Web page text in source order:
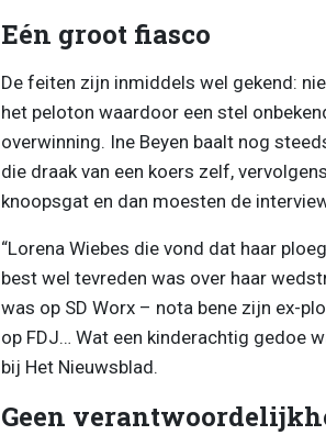
Eén groot fiasco
De feiten zijn inmiddels wel gekend:
het peloton waardoor een stel
overwinning. Ine Beyen baalt nog
die draak van een koers zelf,
knoopsgat en dan moesten de
“Lorena Wiebes die vond dat haar
best wel tevreden was over haar
was op SD Worx – nota bene zijn ex-
op FDJ… Wat een kinderachtig gedoe
bij Het Nieuwsblad.
Geen